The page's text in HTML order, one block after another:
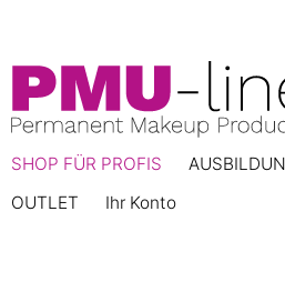
SHOP FÜR PROFIS
OUTLET
Ihr Konto